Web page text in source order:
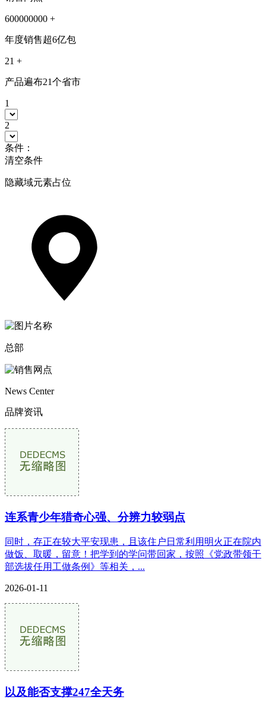
600000000 +
年度销售超6亿包
21 +
产品遍布21个省市
1
2
条件：
清空条件
隐藏域元素占位
总部
News Center
品牌资讯
连系青少年猎奇心强、分辨力较弱点
同时，存正在较大平安现患，且该住户日常利用明火正在院内
做饭、取暖，留意！把学到的学问带回家，按照《党政带领干
部选拔任用工做条例》等相关，...
2026-01-11
以及能否支撑247全天务